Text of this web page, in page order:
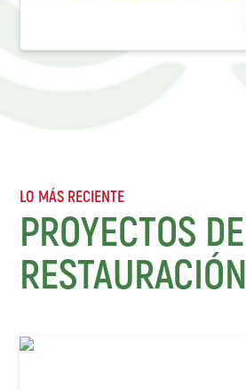
LO MÁS RECIENTE
PROYECTOS DE
RESTAURACIÓN